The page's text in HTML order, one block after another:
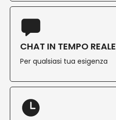
CHAT IN TEMPO REALE
Per qualsiasi tua esigenza